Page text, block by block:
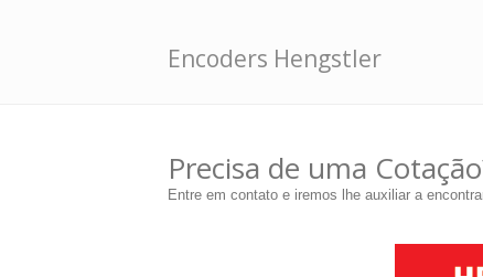
Encoders Hengstler
Precisa de uma
Entre em contato e iremos lhe auxiliar a